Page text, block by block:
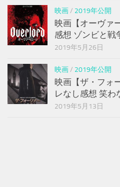
映画/ 2019年公開
映画【オーヴァ
感想 ゾンビと戦
2019年5月26日
映画/ 2019年公開
映画【ザ・フォ
レなし感想 笑わ
2019年5月13日